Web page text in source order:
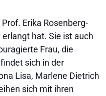
Erika Rosenberg-
hat. Sie ist auch
Frau, die
sich in der
Lisa, Marlene Dietrich
sich mit ihren